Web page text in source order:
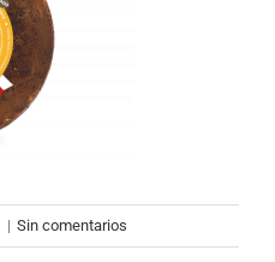
| Sin comentarios